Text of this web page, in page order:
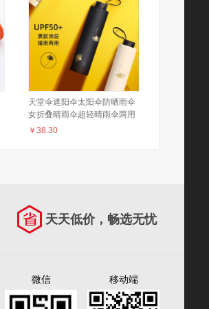
天堂伞遮阳伞太阳伞防晒雨伞
女折叠晴雨伞超轻晴雨伞两用
便携小巧太阳伞 尝鲜款银杏4#
￥ 38.30
天天低价，畅选无忧
微信 移动端